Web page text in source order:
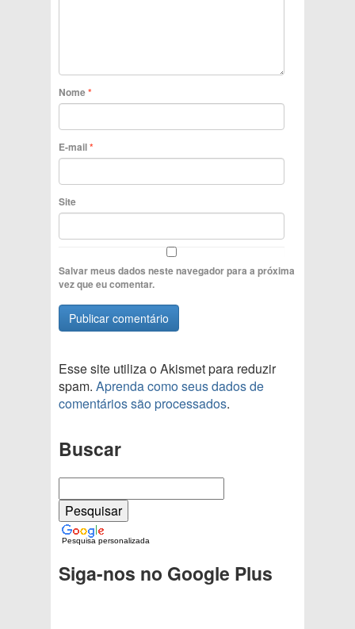
Nome*
E-mail*
Site
Salvar meus dados neste navegador para a próxima
vez que eu comentar.
Esse site utiliza o Akismet para reduzir
spam. Aprenda como seus dados de
comentários são processados.
Buscar
Pesquisa personalizada
Siga-nos no Google Plus